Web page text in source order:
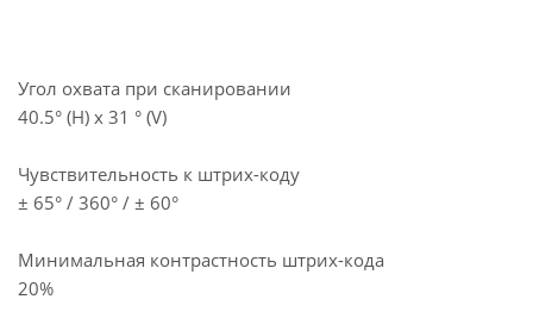
Угол охвата при сканировании
40.5° (H) x 31 ° (V)
Чувствительность к штрих-коду
± 65° / 360° / ± 60°
Минимальная контрастность штрих-кода
20%